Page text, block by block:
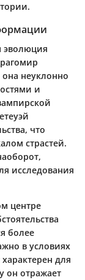
эволюция
неуклонно
и
что
страстей.
исследования
центре
более
в условиях
для
он отражает